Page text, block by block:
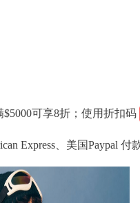
可享8折；使用折扣码
Express、美国Paypal 付